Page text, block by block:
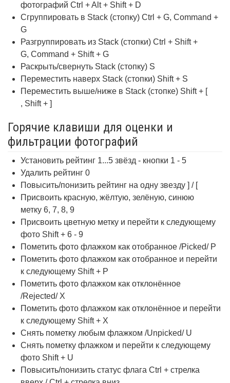
фотографий Ctrl + Alt + Shift + D
Сгруппировать в Stack (стопку) Ctrl + G, Command +
G
Разгруппировать из Stack (стопки) Ctrl + Shift +
G, Command + Shift + G
Раскрыть/свернуть Stack (стопку) S
Переместить наверх Stack (стопки) Shift + S
Переместить выше/ниже в Stack (стопке) Shift + [
, Shift + ]
Горячие клавиши для оценки и
фильтрации фотографий
Установить рейтинг 1...5 звёзд - кнопки 1 - 5
Удалить рейтинг 0
Повысить/понизить рейтинг на одну звезду ] / [
Присвоить красную, жёлтую, зелёную, синюю
метку 6, 7, 8, 9
Присвоить цветную метку и перейти к следующему
фото Shift + 6 - 9
Пометить фото флажком как отобранное /Picked/ P
Пометить фото флажком как отобранное и перейти
к следующему Shift + P
Пометить фото флажком как отклонённое
/Rejected/ X
Пометить фото флажком как отклонённое и перейти
к следующему Shift + X
Снять пометку любым флажком /Unpicked/ U
Снять пометку флажком и перейти к следующему
фото Shift + U
Повысить/понизить статус флага Ctrl + стрелка